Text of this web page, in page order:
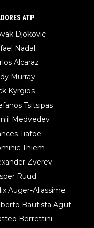
ATP
Djokovic
Nadal
Alcaraz
Murray
Kyrgios
Tsitsipas
Medvedev
Tiafoe
Thiem
Zverev
Ruud
Auger-Aliassime
Bautista Agut
Berrettini